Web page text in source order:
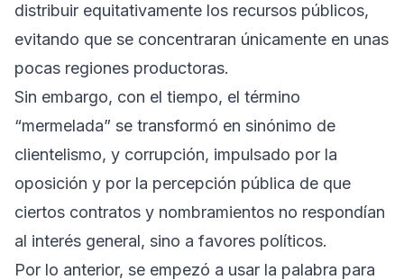
distribuir equitativamente los recursos públicos,
evitando que se concentraran únicamente en unas
pocas regiones productoras.
Sin embargo, con el tiempo, el término
“mermelada” se transformó en sinónimo de
clientelismo, y corrupción, impulsado por la
oposición y por la percepción pública de que
ciertos contratos y nombramientos no respondían
al interés general, sino a favores políticos.
Por lo anterior, se empezó a usar la palabra para